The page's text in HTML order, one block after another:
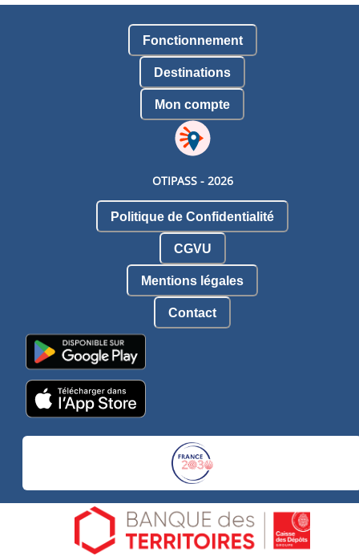
Fonctionnement
Destinations
Mon compte
OTIPASS - 2026
Politique de Confidentialité
CGVU
Mentions légales
Contact